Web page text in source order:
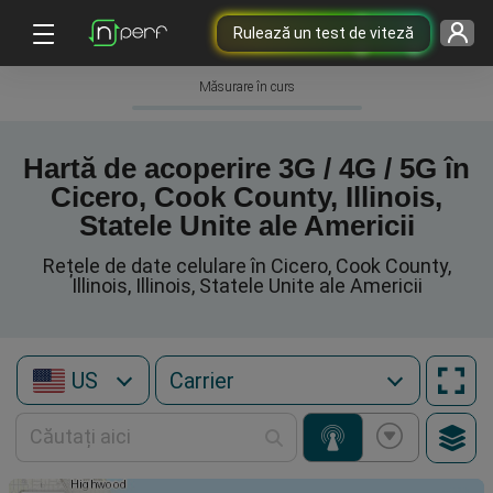
Rulează un test de viteză
Măsurare în curs
Hartă de acoperire 3G / 4G / 5G în
Cicero, Cook County, Illinois,
Statele Unite ale Americii
Rețele de date celulare în Cicero, Cook County,
Illinois, Illinois, Statele Unite ale Americii
US